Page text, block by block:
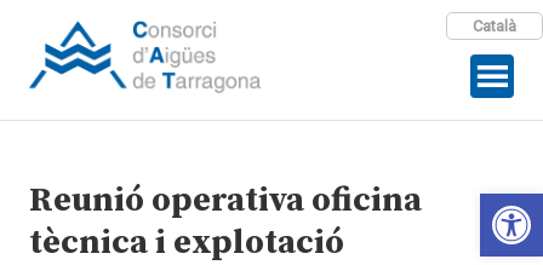
Català
Reunió operativa oficina
tècnica i explotació